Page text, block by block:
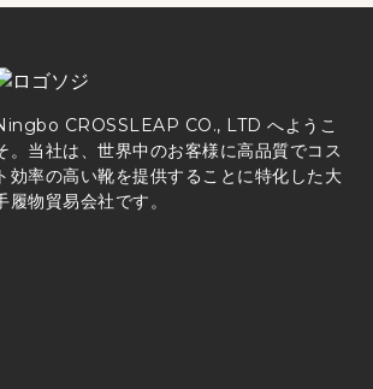
CROSSLEAP CO., LTD へようこ
。当社は、世界中のお客様に高品質でコス
ト効率の高い靴を提供することに特化した大
履物貿易会社です。